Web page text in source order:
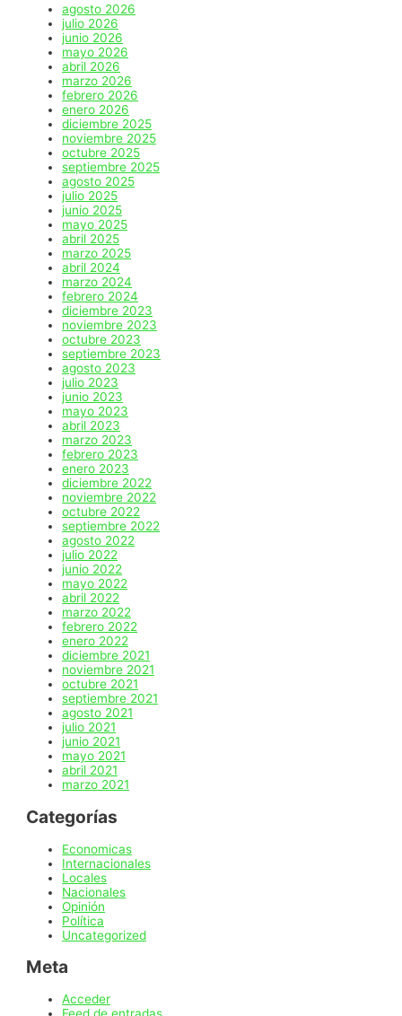
agosto 2026
julio 2026
junio 2026
mayo 2026
abril 2026
marzo 2026
febrero 2026
enero 2026
diciembre 2025
noviembre 2025
octubre 2025
septiembre 2025
agosto 2025
julio 2025
junio 2025
mayo 2025
abril 2025
marzo 2025
abril 2024
marzo 2024
febrero 2024
diciembre 2023
noviembre 2023
octubre 2023
septiembre 2023
agosto 2023
julio 2023
junio 2023
mayo 2023
abril 2023
marzo 2023
febrero 2023
enero 2023
diciembre 2022
noviembre 2022
octubre 2022
septiembre 2022
agosto 2022
julio 2022
junio 2022
mayo 2022
abril 2022
marzo 2022
febrero 2022
enero 2022
diciembre 2021
noviembre 2021
octubre 2021
septiembre 2021
agosto 2021
julio 2021
junio 2021
mayo 2021
abril 2021
marzo 2021
Categorías
Economicas
Internacionales
Locales
Nacionales
Opinión
Política
Uncategorized
Meta
Acceder